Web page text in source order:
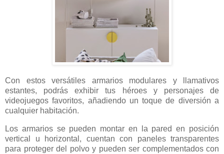
Con estos versátiles armarios modulares y llamativos
estantes, podrás exhibir tus héroes y personajes de
videojuegos favoritos, añadiendo un toque de diversión a
cualquier habitación.
Los armarios se pueden montar en la pared en posición
vertical u horizontal, cuentan con paneles transparentes
para proteger del polvo y pueden ser complementados con